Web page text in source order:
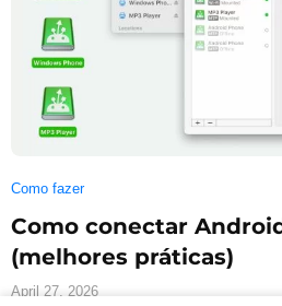
Como fazer
Como conectar
(melhores práticas)
April 27, 2026